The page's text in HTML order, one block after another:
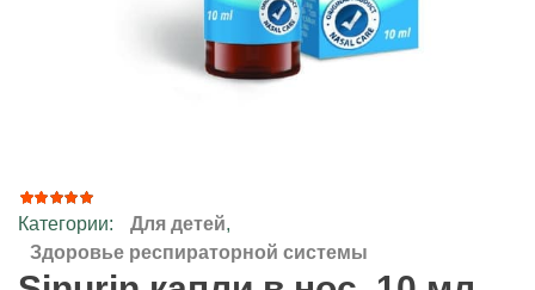
Рейтинг
4.91из
5 на
основе
11
Категории: Для детей,
Здоровье респираторной системы